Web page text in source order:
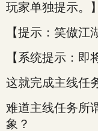
玩家单独提示。】
【提示：笑傲江
【系统提示：即
这就完成主线任
难道主线任务所
象？